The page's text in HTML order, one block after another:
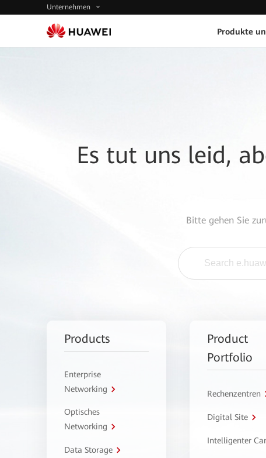
Unternehmen
Produkte
Es tut uns leid,
Bitte gehen Sie
Products
Enterprise
Networking
Optisches
Networking
Data Storage
Product
Portfolio
Rechenzentren
Digital Site
Intelligenter